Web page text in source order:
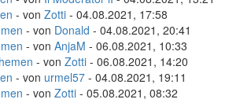
- von Zotti - 04.08.2021, 17:58
- von Donald - 04.08.2021, 20:41
- von AnjaM - 06.08.2021, 10:33
- von Zotti - 06.08.2021, 14:20
- von urmel57 - 04.08.2021, 19:11
- von Zotti - 05.08.2021, 08:32